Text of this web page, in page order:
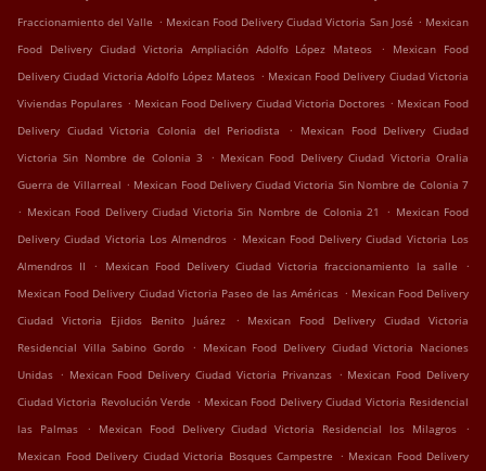
Fraccionamiento del Valle . Mexican Food Delivery Ciudad Victoria San José . Mexican
Food Delivery Ciudad Victoria Ampliación Adolfo López Mateos
.
Mexican Food
Delivery Ciudad Victoria Adolfo López Mateos . Mexican Food Delivery Ciudad Victoria
Viviendas Populares . Mexican Food Delivery Ciudad Victoria Doctores . Mexican Food
Delivery Ciudad Victoria Colonia del Periodista
.
Mexican Food Delivery Ciudad
Victoria Sin Nombre de Colonia 3
. Mexican Food Delivery Ciudad Victoria Oralia
Guerra de Villarreal . Mexican Food Delivery Ciudad Victoria Sin Nombre de Colonia 7
. Mexican Food Delivery Ciudad Victoria Sin Nombre de Colonia 21 . Mexican Food
Delivery Ciudad Victoria Los Almendros . Mexican Food Delivery Ciudad Victoria Los
Almendros II
. Mexican Food Delivery Ciudad Victoria fraccionamiento la salle
.
Mexican Food Delivery Ciudad Victoria Paseo de las Américas . Mexican Food Delivery
Ciudad Victoria Ejidos Benito Juárez
.
Mexican Food Delivery Ciudad Victoria
Residencial Villa Sabino Gordo . Mexican Food Delivery Ciudad Victoria Naciones
Unidas . Mexican Food Delivery Ciudad Victoria Privanzas . Mexican Food Delivery
Ciudad Victoria Revolución Verde . Mexican Food Delivery Ciudad Victoria Residencial
las Palmas
. Mexican Food Delivery Ciudad Victoria Residencial los Milagros
.
Mexican Food Delivery Ciudad Victoria Bosques Campestre . Mexican Food Delivery